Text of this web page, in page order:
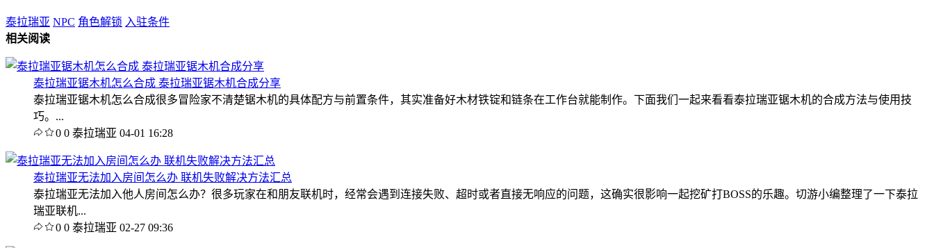
泰拉瑞亚 NPC 角色解锁 入驻条件
相关阅读
泰拉瑞亚锯木机怎么合成 泰拉瑞亚锯木机合成分享
泰拉瑞亚锯木机怎么合成很多冒险家不清楚锯木机的具体配方与前置条件，其实准备好木材铁锭和链条在工作台就能制作。下面我们一起来看看泰拉瑞亚锯木机的合成方法与使用技
巧。...
0 0 泰拉瑞亚 04-01 16:28
泰拉瑞亚无法加入房间怎么办 联机失败解决方法汇总
泰拉瑞亚无法加入他人房间怎么办？很多玩家在和朋友联机时，经常会遇到连接失败、超时或者直接无响应的问题，这确实很影响一起挖矿打BOSS的乐趣。切游小编整理了一下泰拉
瑞亚联机...
0 0 泰拉瑞亚 02-27 09:36